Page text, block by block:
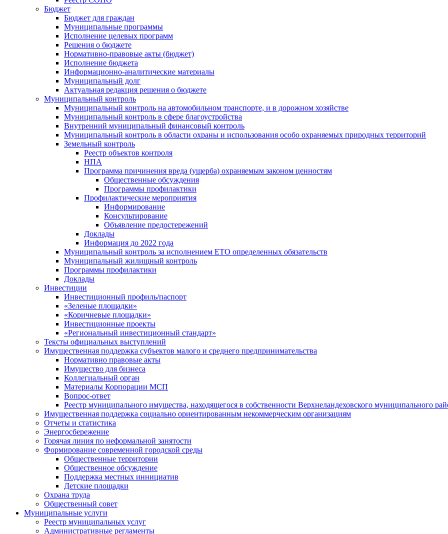
Бюджет
Бюджет для граждан
Муниципальные программы
Исполнение целевых программ
Решения о бюджете
Нормативно-правовые акты (бюджет)
Исполнение бюджета
Информационно-аналитические материалы
Муниципальный долг
Актуальная редакция решения о бюджете
Муниципальный контроль
Муниципальный контроль на автомобильном транспорте, и в дорожном хозяйстве
Муниципальный контроль в сфере благоустройства
Внутренний муниципальный финансовый контроль
Муниципальный контроль в области охраны и использования особо охраняемых природных территорий
Земельный контроль
Реестр объектов контроля
НПА
Программа причинения вреда (ущерба) охраняемым законом ценностям
Общественные обсуждения
Программы профилактики
Профилактические мероприятия
Информирование
Консультирование
Объявление предостережений
Доклады
Информация до 2022 года
Муниципальный контроль за исполнением ЕТО определенных обязательств
Муниципальный жилищный контроль
Программы профилактики
Доклады
Инвестиции
Инвестиционный профиль/паспорт
«Зеленые площадки»
«Коричневые площадки»
Инвестиционные проекты
«Региональный инвестиционный стандарт»
Тексты официальных выступлений
Имущественная поддержка субъектов малого и среднего предпринимательства
Нормативно правовые акты
Имущество для бизнеса
Коллегиальный орган
Материалы Корпорации МСП
Вопрос-ответ
Реестр муниципального имущества, находящегося в собственности Верхнеландеховского муниципального
Имущественная поддержка социально ориентированным некоммерческим организациям
Отчеты и статистика
Энергосбережение
Горячая линия по неформальной занятости
Формирование современной городской среды
Общественные территории
Общественное обсуждение
Поддержка местных иннициатив
Детские площадки
Охрана труда
Общественный совет
Муниципальные услуги
Реестр муниципальных услуг
Административные регламенты